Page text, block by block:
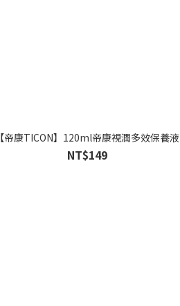
【帝康TICON】120ml帝康視潤多效保養液
NT$149